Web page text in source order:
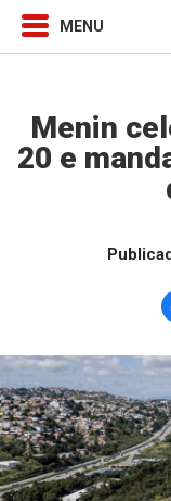
Menin
20 e